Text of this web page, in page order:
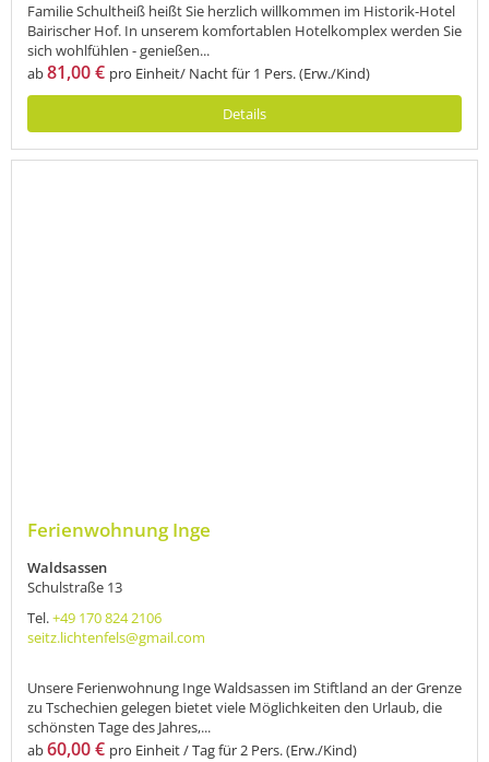
Familie Schultheiß heißt Sie herzlich willkommen im Historik-Hotel
Bairischer Hof. In unserem komfortablen Hotelkomplex werden Sie
sich wohlfühlen - genießen...
ab81,00 € pro Einheit/ Nacht für 1 Pers. (Erw./Kind)
Details
Ferienwohnung Inge
Waldsassen
Schulstraße 13
Tel.+49 170 824 2106
seitz.lichtenfels@gmail.com
Unsere Ferienwohnung Inge Waldsassen im Stiftland an der Grenze
zu Tschechien gelegen bietet viele Möglichkeiten den Urlaub, die
schönsten Tage des Jahres,...
ab60,00 € pro Einheit / Tag für 2 Pers. (Erw./Kind)